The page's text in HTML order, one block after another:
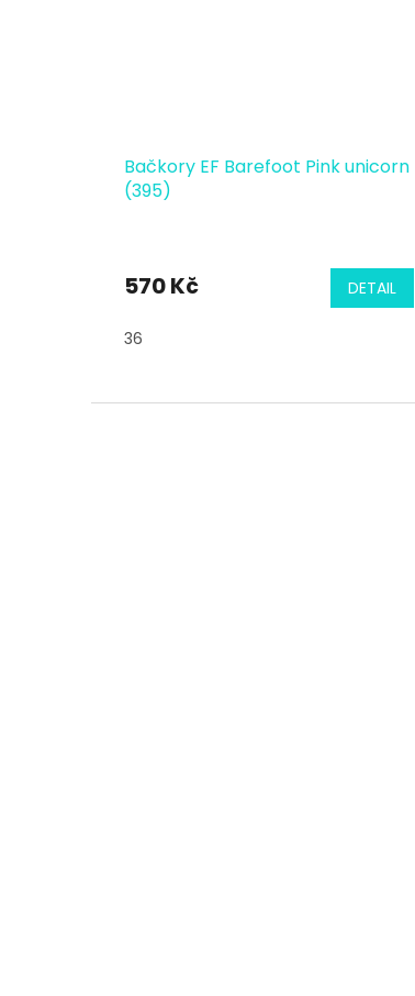
Bačkory EF Barefoot Pink unicorn
(395)
570 Kč DETAIL
36